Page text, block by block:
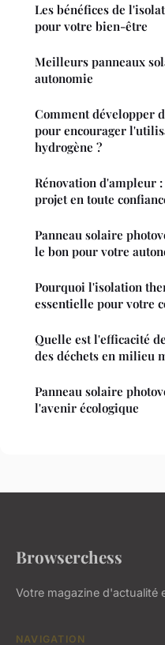
Les bénéfices de
pour votre bien-être
Meilleurs panneaux
autonomie
Comment développer
pour encourager
hydrogène ?
Rénovation d'ampleur
projet en toute
Panneau solaire
le bon pour votre
Pourquoi l'isolation
essentielle pour votre
Quelle est l'efficacité
des déchets en milieu
Panneau solaire
l'avenir écologique
Browserchess
Votre magazine d'actualité
NAVIGATION